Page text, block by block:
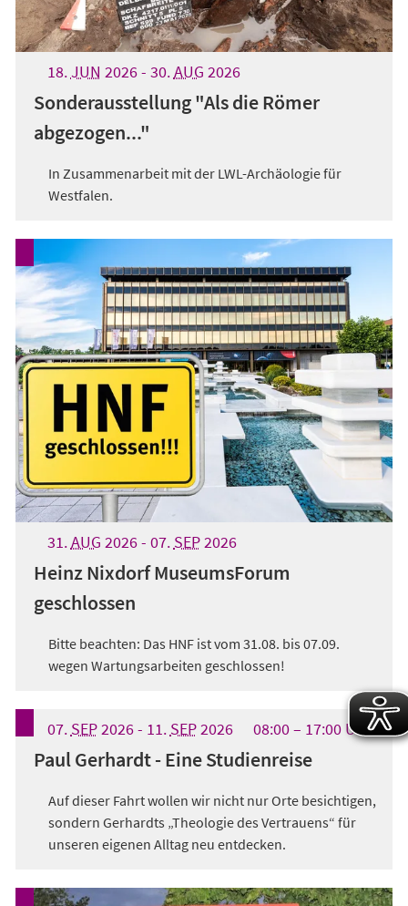
18.JUN 2026- 30.AUG 2026
Sonderausstellung "Als die Römer
abgezogen..."
In Zusammenarbeit mit der LWL-Archäologie für
Westfalen.
31.AUG 2026- 07. SEP2026
Heinz Nixdorf MuseumsForum
geschlossen
Bitte beachten: Das HNF ist vom 31.08. bis 07.09.
wegen Wartungsarbeiten geschlossen!
07. SEP2026- 11. SEP2026 08:00 17:00UHR
Paul Gerhardt - Eine Studienreise
Auf dieser Fahrt wollen wir nicht nur Orte besichtigen,
sondern Gerhardts „Theologie des Vertrauens“ für
unseren eigenen Alltag neu entdecken.